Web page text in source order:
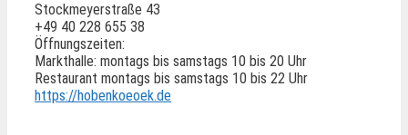
Stockmeyerstraße 43
+49 40 228 655 38
Öffnungszeiten:
Markthalle: montags bis samstags 10 bis 20 Uhr
Restaurant montags bis samstags 10 bis 22 Uhr
https://hobenkoeoek.de